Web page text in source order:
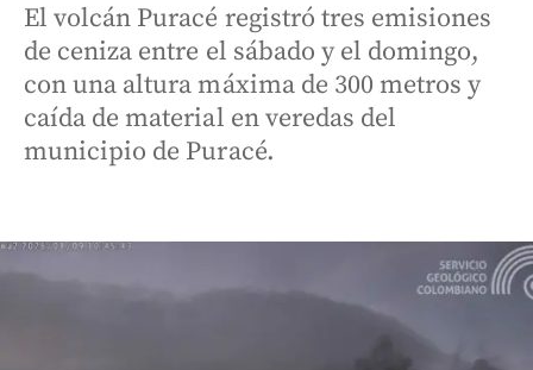
El volcán Puracé registró tres emisiones
de ceniza entre el sábado y el domingo,
con una altura máxima de 300 metros y
caída de material en veredas del
municipio de Puracé.